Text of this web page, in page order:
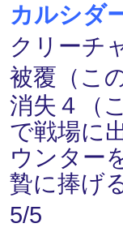
カルシダ
クリーチ
被覆（こ
消失４（
で戦場に
ウンター
贄に捧げ
5/5